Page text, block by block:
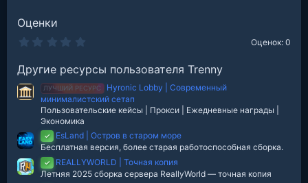
Оценки
0
з
в
е
з
Оценок: 0
Другие ресурсы пользователя Trenny
ЛУЧШИЙ РЕСУРС
Hyronic Lobby | Современный
минималистский сетап
Пользовательские кейсы | Прокси | Ежедневные награды |
Экономика
✓
EsLand | Остров в старом море
Бесплатная версия, более старая работоспособная сборка.
✓
REALLYWORLD | Точная копия
Летняя 2025 сборка сервера ReallyWorld — точная копия